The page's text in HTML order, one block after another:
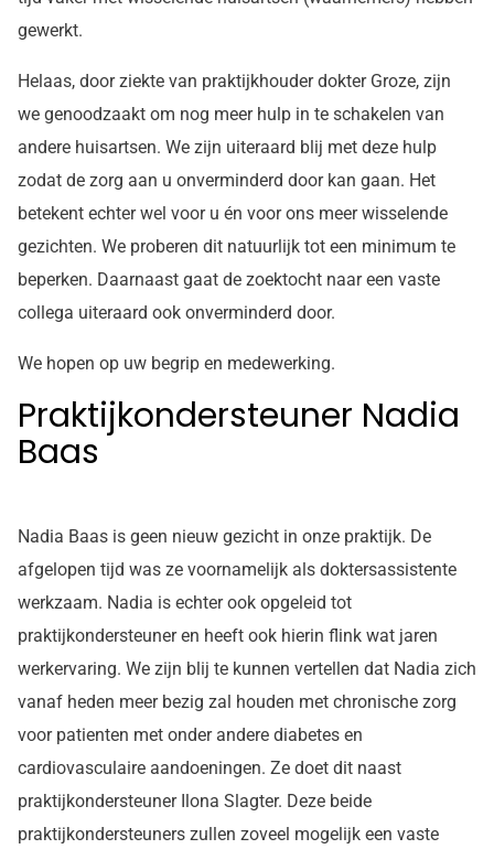
gewerkt.
Helaas, door ziekte van praktijkhouder dokter Groze, zijn
we genoodzaakt om nog meer hulp in te schakelen van
andere huisartsen. We zijn uiteraard blij met deze hulp
zodat de zorg aan u onverminderd door kan gaan. Het
betekent echter wel voor u én voor ons meer wisselende
gezichten. We proberen dit natuurlijk tot een minimum te
beperken. Daarnaast gaat de zoektocht naar een vaste
collega uiteraard ook onverminderd door.
We hopen op uw begrip en medewerking.
Praktijkondersteuner Nadia
Baas
Nadia Baas is geen nieuw gezicht in onze praktijk. De
afgelopen tijd was ze voornamelijk als doktersassistente
werkzaam. Nadia is echter ook opgeleid tot
praktijkondersteuner en heeft ook hierin flink wat jaren
werkervaring. We zijn blij te kunnen vertellen dat Nadia zich
vanaf heden meer bezig zal houden met chronische zorg
voor patienten met onder andere diabetes en
cardiovasculaire aandoeningen. Ze doet dit naast
praktijkondersteuner Ilona Slagter. Deze beide
praktijkondersteuners zullen zoveel mogelijk een vaste